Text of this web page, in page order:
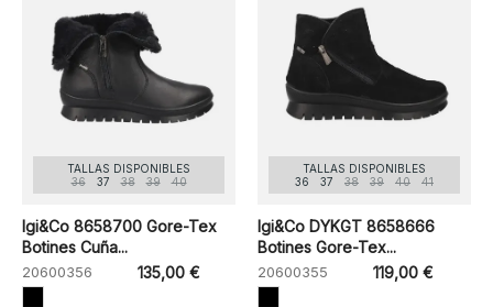
TALLAS DISPONIBLES
36
37 38 39 40
Igi&Co 8658700 Gore-Tex
Botines Cuña...
20600356 135,00 €
TALLAS DISPONIBLES
36
37 38 39 40 41
Igi&Co DYKGT 8658666
Botines Gore-Tex...
20600355 119,00 €